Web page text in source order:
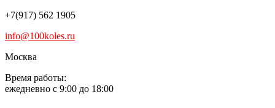
+7(917) 562 1905
info@100koles.ru
Москва
Время работы:
ежедневно с 9:00 до 18:00